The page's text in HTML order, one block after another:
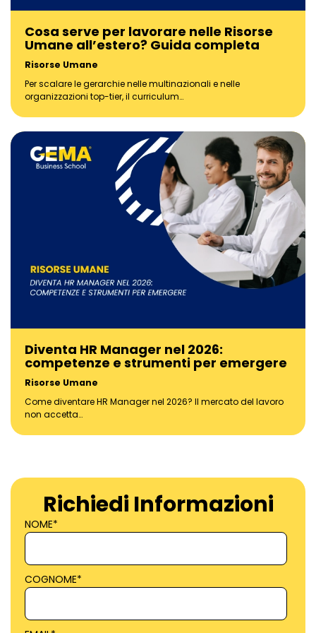
Cosa serve per lavorare nelle Risorse
Umane all’estero? Guida completa
Risorse Umane
Per scalare le gerarchie nelle multinazionali e nelle
organizzazioni top-tier, il curriculum…
Diventa HR Manager nel 2026:
competenze e strumenti per emergere
Risorse Umane
Come diventare HR Manager nel 2026? Il mercato del lavoro
non accetta…
Richiedi Informazioni
NOME*
COGNOME*